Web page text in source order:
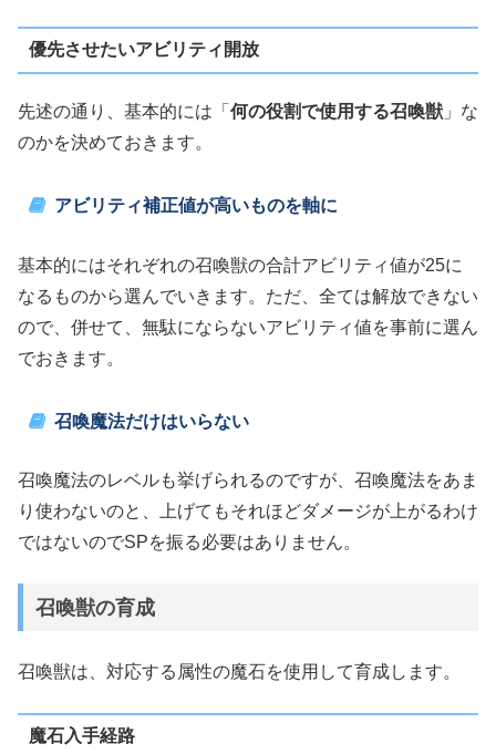
優先させたいアビリティ開放
先述の通り、基本的には「 何の役割で使用する召喚獣 」な
のかを決めておきます。
アビリティ補正値が高いものを軸に
基本的にはそれぞれの召喚獣の合計アビリティ値が25に
なるものから選んでいきます。ただ、全ては解放できない
ので、併せて、無駄にならないアビリティ値を事前に選ん
でおきます。
召喚魔法だけはいらない
召喚魔法のレベルも挙げられるのですが、召喚魔法をあま
り使わないのと、上げてもそれほどダメージが上がるわけ
ではないのでSPを振る必要はありません。
召喚獣の育成
召喚獣は、対応する属性の魔石を使用して育成します。
魔石入手経路